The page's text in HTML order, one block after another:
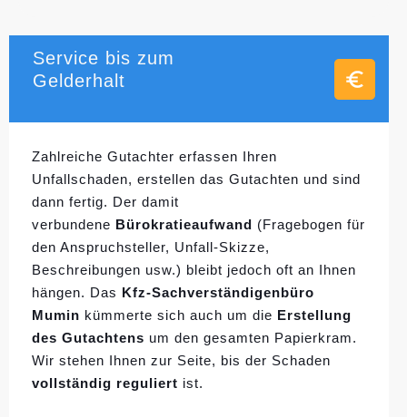
Service bis zum
Gelderhalt
Zahlreiche Gutachter erfassen Ihren
Unfallschaden, erstellen das Gutachten und sind
dann fertig. Der damit
verbundene Bürokratieaufwand (Fragebogen für
den Anspruchsteller, Unfall-Skizze,
Beschreibungen usw.) bleibt jedoch oft an Ihnen
hängen. Das Kfz-Sachverständigenbüro
Mumin kümmerte sich auch um die Erstellung
des Gutachtens um den gesamten Papierkram.
Wir stehen Ihnen zur Seite, bis der Schaden
vollständig reguliert ist.